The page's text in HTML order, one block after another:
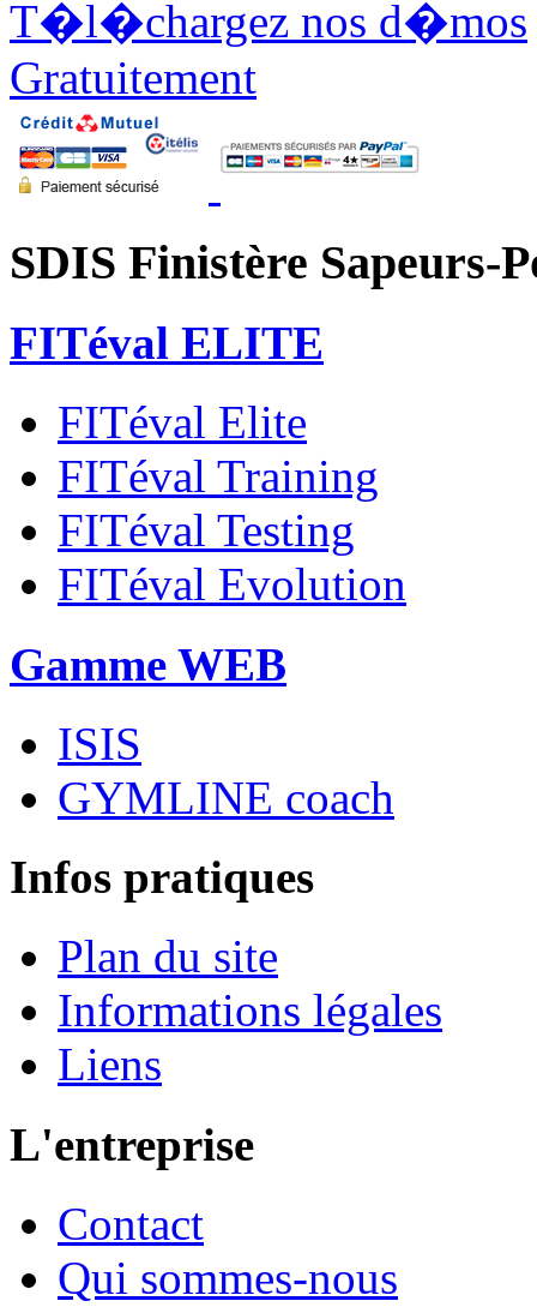
T�l�chargez nos d�mos
Gratuitement
SDIS Finistère Sapeurs-
FITéval ELITE
FITéval Elite
FITéval Training
FITéval Testing
FITéval Evolution
Gamme WEB
ISIS
GYMLINE coach
Infos pratiques
Plan du site
Informations légales
Liens
L'entreprise
Contact
Qui sommes-nous